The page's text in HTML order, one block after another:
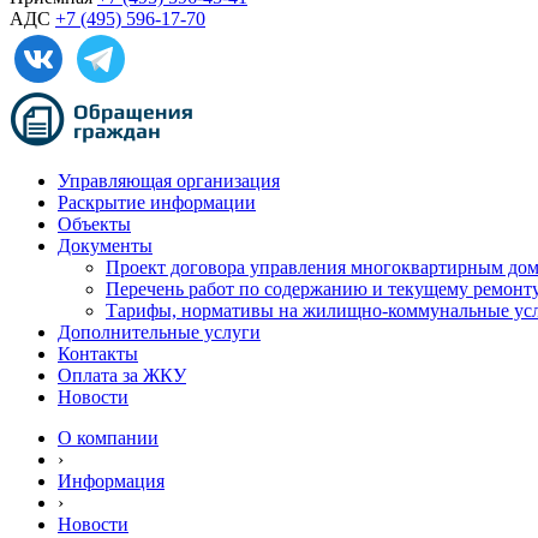
АДС +7 (495) 596-17-70
Управляющая организация
Раскрытие информации
Объекты
Документы
Проект договора управления многоквартирным
Перечень работ по содержанию и текущему
Тарифы, нормативы на жилищно-коммунальные
Дополнительные услуги
Контакты
Оплата за ЖКУ
Новости
О компании
›
Информация
›
Новости